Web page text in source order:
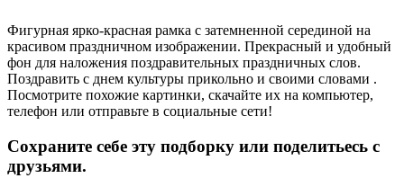
Фигурная ярко-красная рамка с затемненной серединой на
красивом праздничном изображении. Прекрасный и удобный
фон для наложения поздравительных праздничных слов.
Поздравить с днем культуры прикольно и своими словами .
Посмотрите похожие картинки, скачайте их на компьютер,
телефон или отправьте в социальные сети!
Сохраните себе эту подборку или поделитьесь с
друзьями.